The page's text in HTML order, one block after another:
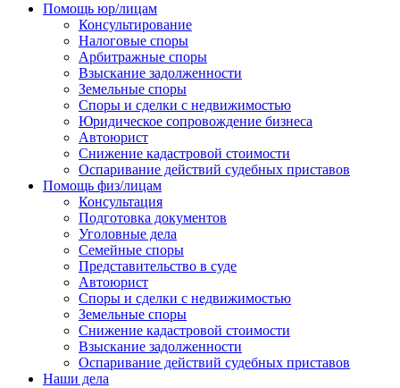
Помощь юр/лицам
Консультирование
Налоговые споры
Арбитражные споры
Взыскание задолженности
Земельные споры
Споры и сделки с недвижимостью
Юридическое сопровождение бизнеса
Автоюрист
Снижение кадастровой стоимости
Оспаривание действий судебных приставов
Помощь физ/лицам
Консультация
Подготовка документов
Уголовные дела
Семейные споры
Представительство в суде
Автоюрист
Споры и сделки с недвижимостью
Земельные споры
Снижение кадастровой стоимости
Взыскание задолженности
Оспаривание действий судебных приставов
Наши дела